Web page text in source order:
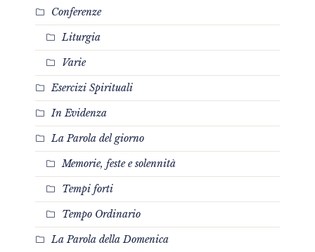
Conferenze
Liturgia
Varie
Esercizi Spirituali
In Evidenza
La Parola del giorno
Memorie, feste e solennità
Tempi forti
Tempo Ordinario
La Parola della Domenica